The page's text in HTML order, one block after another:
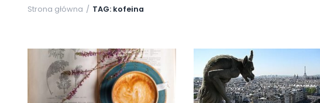
Strona główna TAG: kofeina